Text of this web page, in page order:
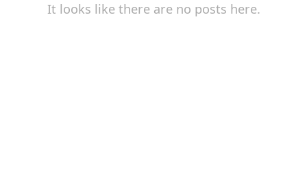
It looks like there are no posts here.